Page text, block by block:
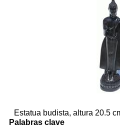
Estatua budista, altura 20.5
Palabras clave